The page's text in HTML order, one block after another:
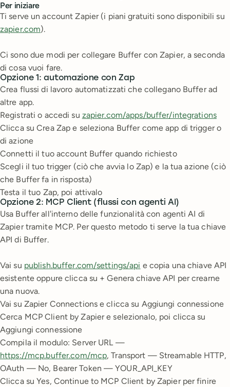
Per iniziare
Ti serve un account Zapier (i piani gratuiti sono disponibili su
zapier.com).
Ci sono due modi per collegare Buffer con Zapier, a seconda
di cosa vuoi fare.
Opzione 1: automazione con Zap
Crea flussi di lavoro automatizzati che collegano Buffer ad
altre app.
Registrati o accedi su zapier.com/apps/buffer/integrations
Clicca su Crea Zap e seleziona Buffer come app di trigger o
di azione
Connetti il tuo account Buffer quando richiesto
Scegli il tuo trigger (ciò che avvia lo Zap) e la tua azione (ciò
che Buffer fa in risposta)
Testa il tuo Zap, poi attivalo
Opzione 2: MCP Client (flussi con agenti AI)
Usa Buffer all'interno delle funzionalità con agenti AI di
Zapier tramite MCP. Per questo metodo ti serve la tua chiave
API di Buffer.
Vai su publish.buffer.com/settings/api e copia una chiave API
esistente oppure clicca su + Genera chiave API per crearne
una nuova.
Vai su Zapier Connections e clicca su Aggiungi connessione
Cerca MCP Client by Zapier e selezionalo, poi clicca su
Aggiungi connessione
Compila il modulo: Server URL —
https://mcp.buffer.com/mcp, Transport — Streamable HTTP,
OAuth — No, Bearer Token — YOUR_API_KEY
Clicca su Yes, Continue to MCP Client by Zapier per finire